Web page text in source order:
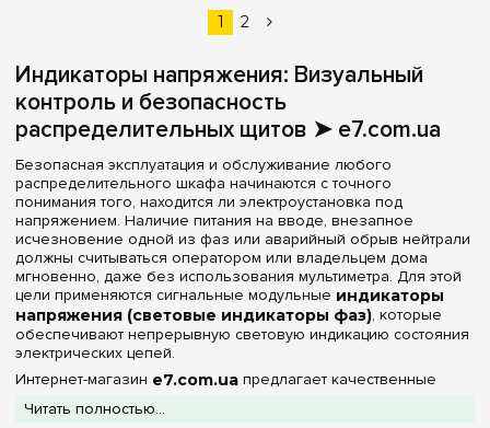
1
2
Индикаторы напряжения: Визуальный
контроль и безопасность
распределительных щитов ➤ e7.com.ua
Безопасная эксплуатация и обслуживание любого
распределительного шкафа начинаются с точного
понимания того, находится ли электроустановка под
напряжением. Наличие питания на вводе, внезапное
исчезновение одной из фаз или аварийный обрыв нейтрали
должны считываться оператором или владельцем дома
мгновенно, даже без использования мультиметра. Для этой
цели применяются сигнальные модульные индикаторы
напряжения (световые индикаторы фаз), которые
обеспечивают непрерывную световую индикацию состояния
электрических цепей.
Интернет-магазин e7.com.ua предлагает качественные
отечественных брендов. Представленные в каталоге
Читать полностью...